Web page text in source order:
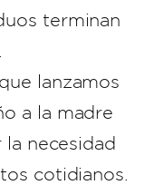
terminan
lanzamos
a la madre
la necesidad
cotidianos.